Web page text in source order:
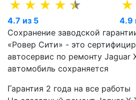
4.7 из 5
4.9
Сохранение заводской
«Ровер Сити» - это
автосервис по ремонту Jaguar
автомобиль сохраняется
Гарантия 2 года на все работы